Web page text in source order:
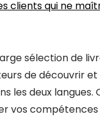
clients qui ne
sélection de
de découvrir et
les deux
vos